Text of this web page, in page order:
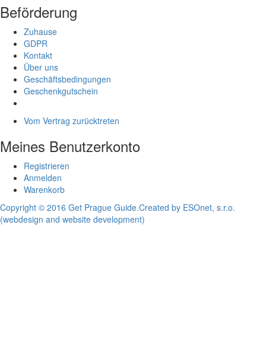
Beförderung
Zuhause
GDPR
Kontakt
Über uns
Geschäftsbedingungen
Geschenkgutschein
Vom Vertrag zurücktreten
Meines Benutzerkonto
Registrieren
Anmelden
Warenkorb
Copyright © 2016 Get Prague Guide.Created by ESOnet, s.r.o.
(webdesign and website development)